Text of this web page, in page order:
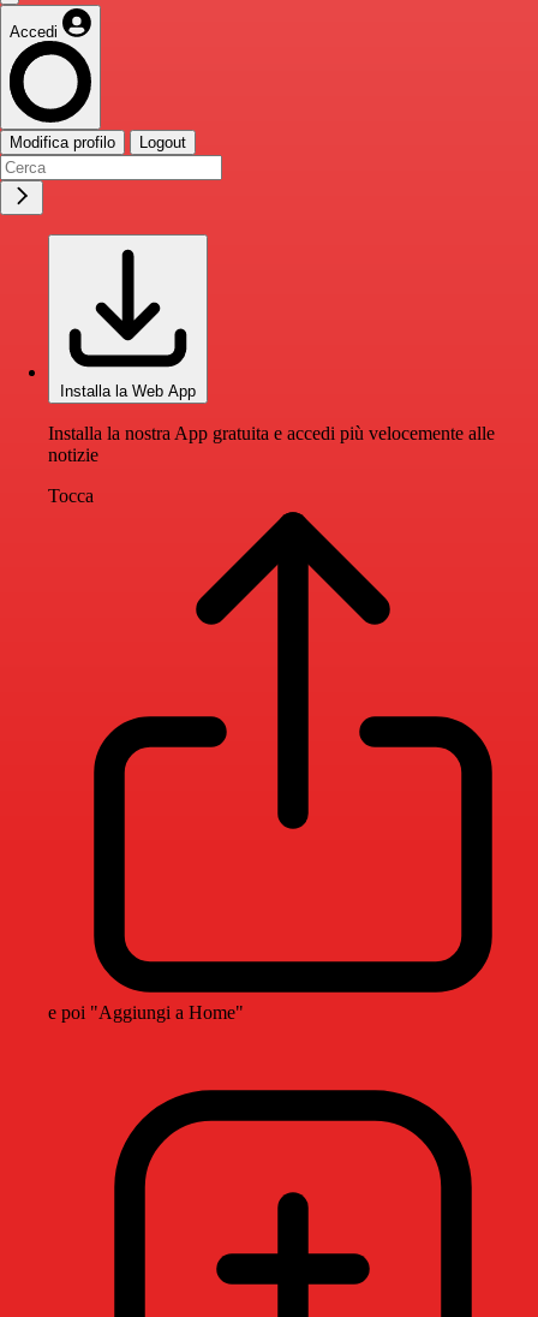
Accedi
Modifica profilo Logout
Installa la Web App
Installa la nostra App gratuita e accedi più velocemente alle
notizie
Tocca
e poi "Aggiungi a Home"